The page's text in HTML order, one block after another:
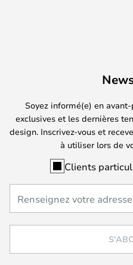
Soyez informé(e) en
exclusives et les dernières
design. Inscrivez-vous et
à utiliser lors de
Clients